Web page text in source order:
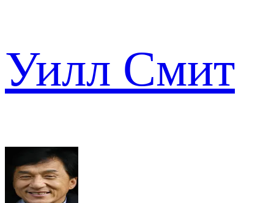
Уилл Смит